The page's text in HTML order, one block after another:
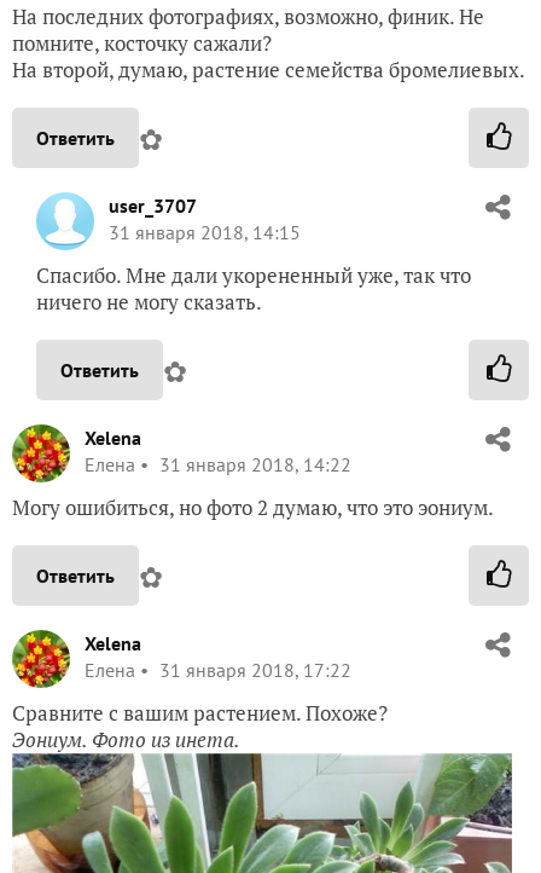
На последних фотографиях, возможно, финик. Не
помните, косточку сажали?
На второй, думаю, растение семейства бромелиевых.
Ответить ✿
user_3707
31 января 2018, 14:15
Спасибо. Мне дали укорененный уже, так что
ничего не могу сказать.
Ответить ✿
Xelena
Елена
31 января 2018, 14:22
Могу ошибиться, но фото 2 думаю, что это эониум.
Ответить ✿
Xelena
Елена
31 января 2018, 17:22
Сравните с вашим растением. Похоже?
Эониум. Фото из инета.